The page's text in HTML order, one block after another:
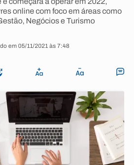
online com foco em áreas como
Negócios e Turismo
em 05/11/2021 às 7:48